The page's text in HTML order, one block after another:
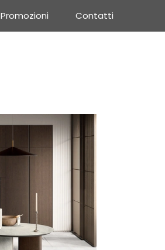
Promozioni Contatti